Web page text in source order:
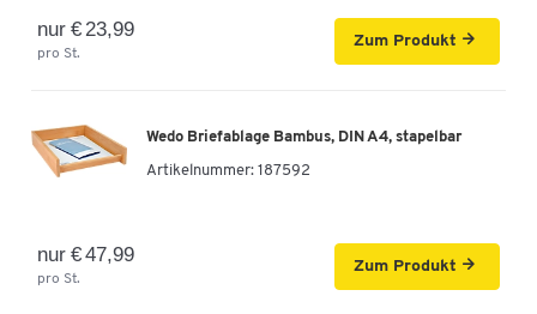
nur € 23,99
pro St.
Zum Produkt
Wedo Briefablage Bambus, DIN A4, stapelbar
Artikelnummer: 187592
nur € 47,99
pro St.
Zum Produkt